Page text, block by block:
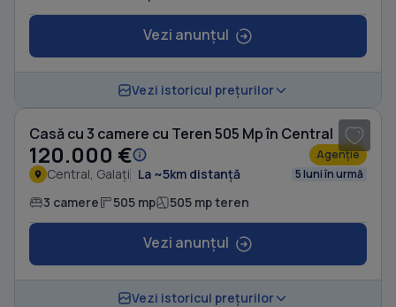
Vezi anunțul
Vezi istoricul prețurilor
Casă cu 3 camere cu Teren 505 Mp în Central
120.000 € Agenție
Central, Galați La ~5km distanță 5 luni în urmă
3 camere 505 mp 505 mp teren
Vezi anunțul
Vezi istoricul prețurilor